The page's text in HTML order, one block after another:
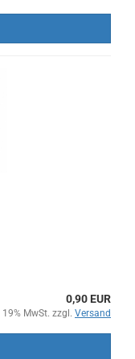
0,90 EUR
19% MwSt. zzgl. Versand